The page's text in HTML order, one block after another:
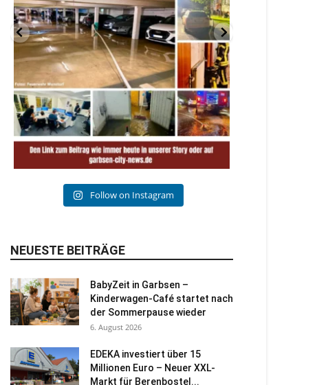
Follow on Instagram
NEUESTE BEITRÄGE
BabyZeit in Garbsen –
Kinderwagen-Café startet nach
der Sommerpause wieder
6. August 2026
EDEKA investiert über 15
Millionen Euro – Neuer XXL-
Markt für Berenbostel...